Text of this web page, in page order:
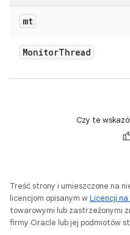
mt
MonitorThread
Czy te
Treść strony i umieszczone na
licencjom opisanym wLicencji
towarowymi lub zastrzeżonymi
firmy Oracle lub jej podmiotów